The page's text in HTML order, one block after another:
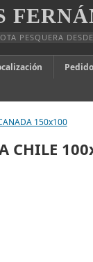
PESQUERA
150x100
CHILE